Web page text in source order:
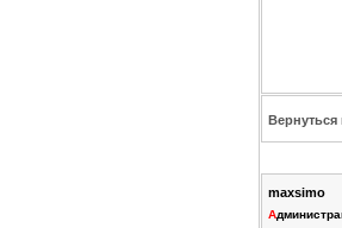
Вернуться
maxsimo
А